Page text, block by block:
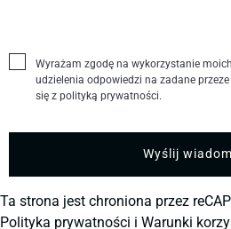
Wyrażam zgodę na wykorzystanie
udzielenia odpowiedzi na zadane
się z polityką prywatności.
Ta strona jest chroniona przez
Polityka prywatności i Warunki